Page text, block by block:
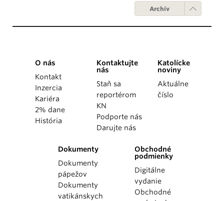
Archív
O nás
Kontakt
Inzercia
Kariéra
2% dane
História
Kontaktujte
nás
Staň sa
reportérom
KN
Podporte nás
Darujte nás
Katolícke
noviny
Aktuálne
číslo
Dokumenty
Dokumenty
pápežov
Dokumenty
vatikánskych
Obchodné
podmienky
Digitálne
vydanie
Obchodné